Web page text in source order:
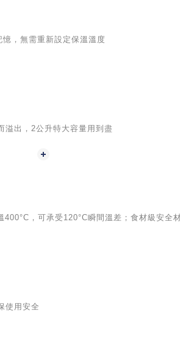
，無需重新設定保溫溫度
溢出，2公升特大容量用到盡
，可承受120°C瞬間溫差；食材級安全
使用安全